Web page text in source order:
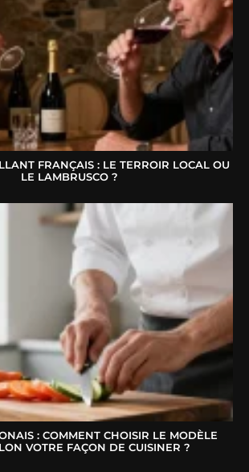
FRANÇAIS : LE TERROIR LOCAL OU
LE LAMBRUSCO ?
: COMMENT CHOISIR LE MODÈLE
VOTRE FAÇON DE CUISINER ?